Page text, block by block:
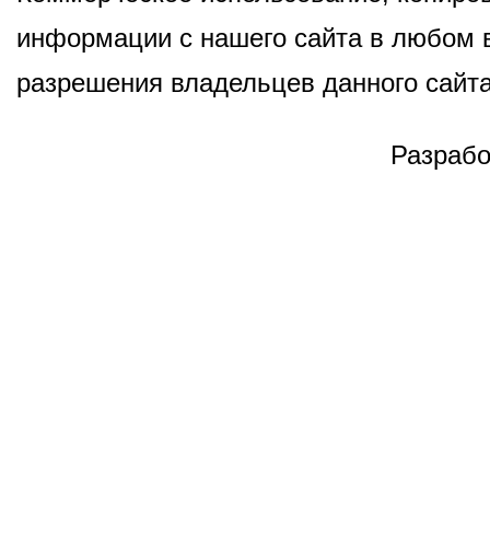
информации с нашего сайта в любом
разрешения владельцев данного